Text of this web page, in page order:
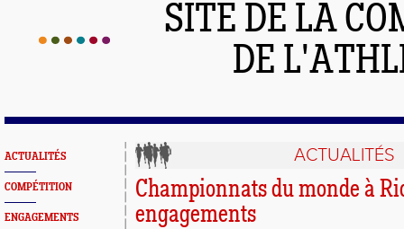
SITE DE LA
DE
ACTUALITÉS
COMPÉTITION
ENGAGEMENTS
ACTUALITÉS
Championnats du monde à
engagements